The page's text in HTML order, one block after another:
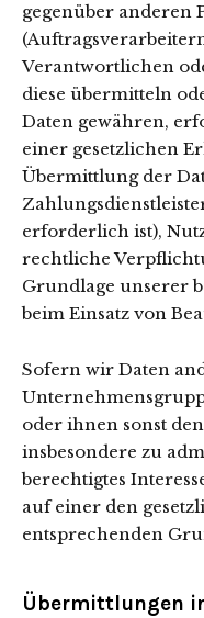
gegenüber anderen
Verantwortlichen
diese übermitteln
Daten gewähren,
einer gesetzlichen
Übermittlung der
erforderlich ist),
rechtliche
Grundlage unserer
beim Einsatz von
Sofern wir Daten
oder ihnen sonst
insbesondere zu
berechtigtes
auf einer den
entsprechenden
Übermittlungen